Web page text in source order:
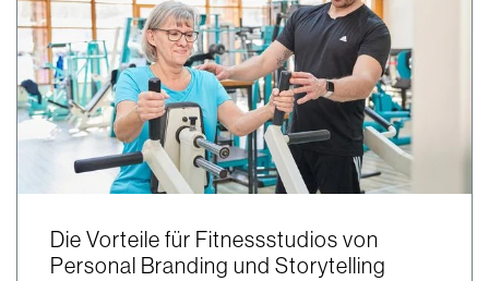
Die Vorteile für Fitnessstudios von
Personal Branding und Storytelling